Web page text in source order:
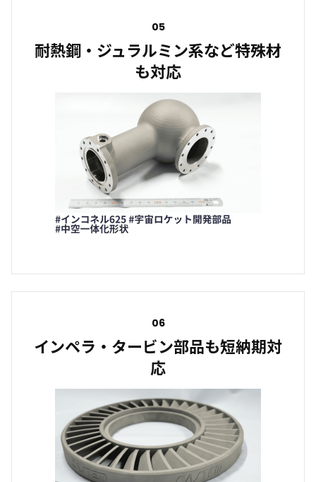
05
耐熱鋼・ジュラルミン系など特殊材
も対応
06
インペラ・タービン部品も短納期対
応